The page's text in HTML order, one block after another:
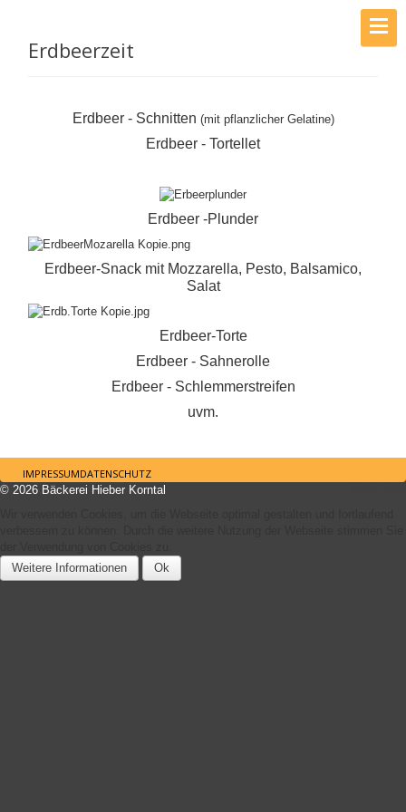
Erdbeerzeit
Erdbeer - Schnitten (mit pflanzlicher Gelatine)
Erdbeer - Tortellet
Erdbeer -Plunder
Erdbeer-Snack mit Mozzarella, Pesto, Balsamico,
Salat
Erdbeer-Torte
Erdbeer - Sahnerolle
Erdbeer - Schlemmerstreifen
uvm.
IMPRESSUMDATENSCHUTZ
© 2026 Bäckerei Hieber Korntal
Weitere Informationen
Ok